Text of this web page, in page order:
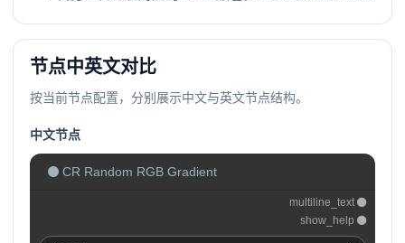
节点中英文对比
按当前节点配置，分别展示中文与英文节点结构。
中文节点
CR Random RGB Gradient
multiline_text
show_help